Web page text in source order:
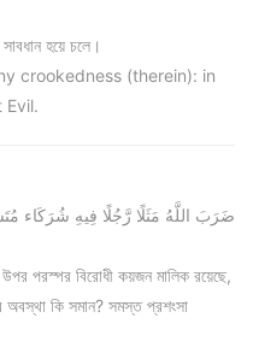
হয়ে চলে।
crookedness (therein): in
ضَرَبَ اللَّهُ مَثَلًا رَّجُلًا فِيهِ شُرَكَاء
পরস্পর বিরোধী কয়জন মালিক রয়েছে,
কি সমান? সমস্ত প্রশংসা